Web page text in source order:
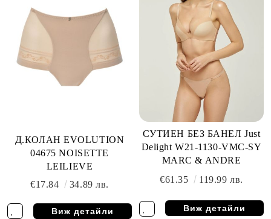
Д.КОЛАН EVOLUTION
04675 NOISETTE
LEILIEVE
€17.84
34.89 лв.
Виж детайли
СУТИЕН БЕЗ БАНЕЛ Just
Delight W21-1130-VMC-SY
MARC & ANDRE
€61.35
119.99 лв.
Виж детайли